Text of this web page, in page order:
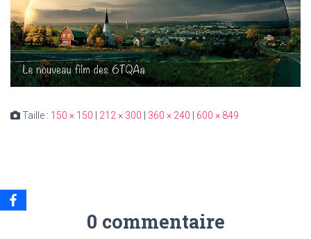
Taille : 150 × 150 212 × 300 360 × 240 600 × 849
0 commentaire